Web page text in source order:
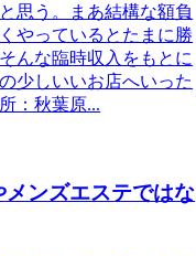
思う。まあ結構な額負
やっているとたまに勝
んな臨時収入をもとに
少しいいお店へいった
：秋葉原...
メンズエステではな